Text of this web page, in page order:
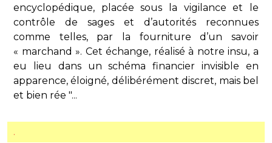
encyclopédique, placée sous la vigilance et le
contrôle de sages et d’autorités reconnues
comme telles, par la fourniture d’un savoir
« marchand ». Cet échange, réalisé à notre insu, a
eu lieu dans un schéma financier invisible en
apparence, éloigné, délibérément discret, mais bel
et bien rée "...
.